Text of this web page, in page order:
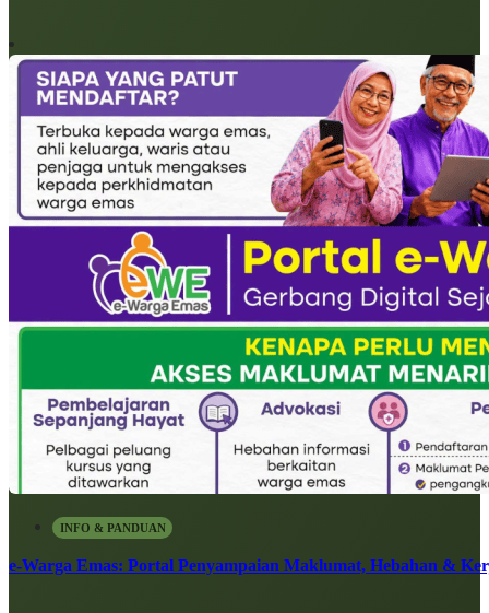
INFO & PANDUAN
e-Warga Emas: Portal Penyampaian Maklumat, Hebahan &